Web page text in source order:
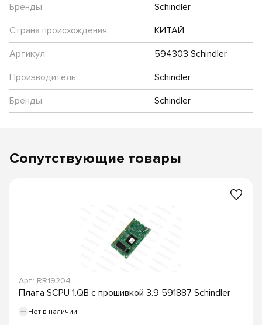
Бренды:
Schindler
Страна происхождения:
КИТАЙ
Артикул:
594303 Schindler
Производитель:
Schindler
Бренды:
Schindler
Сопутствующие товары
Арт.: RR19204
Плата SCPU 1.QB с прошивкой 3.9 591887 Schindler
Нет в наличии